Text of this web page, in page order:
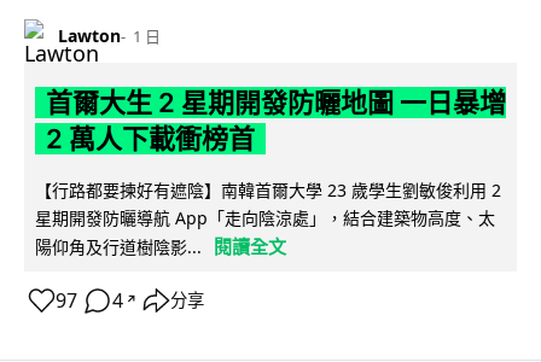
Lawton 1 日
首爾大生 2 星期開發防曬地圖 一日暴增
2 萬人下載衝榜首
【行路都要揀好有遮陰】南韓首爾大學 23 歲學生劉敏俊利用 2
星期開發防曬導航 App「走向陰涼處」，結合建築物高度、太
陽仰角及行道樹陰影...
閱讀全文
97 4 ↗ 分享